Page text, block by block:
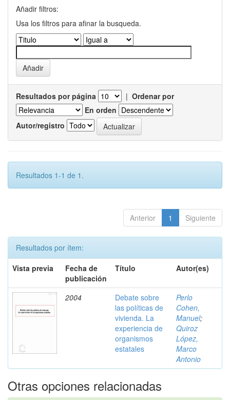
Añadir filtros:
Usa los filtros para afinar la busqueda.
Resultados por página | Ordenar por
En orden
Autor/registro
Resultados 1-1 de 1.
Anterior 1 Siguiente
Resultados por ítem:
Vista previa
Fecha de
publicación
Título Autor(es)
2004
Debate sobre
las políticas de
vivienda. La
experiencia de
organismos
estatales
Perlo
Cohen,
Manuel;
Quiroz
López,
Marco
Antonio
Otras opciones relacionadas